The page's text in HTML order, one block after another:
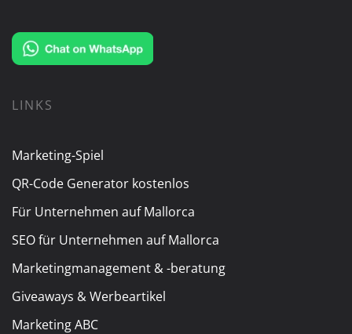
LINKS
Marketing-Spiel
QR-Code Generator kostenlos
Für Unternehmen auf Mallorca
SEO für Unternehmen auf Mallorca
Marketingmanagement & -beratung
Giveaways & Werbeartikel
Marketing ABC